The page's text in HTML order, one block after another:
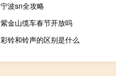
宁波sn全攻略
紫金山缆车春节开放吗
彩铃和铃声的区别是什么